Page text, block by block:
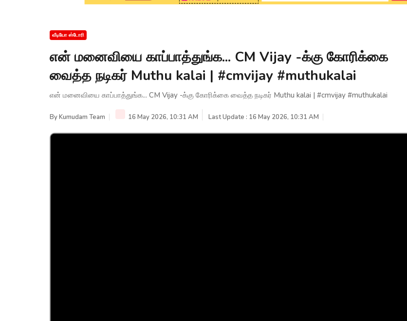
வீடியோ ஸ்டோரி
என் மனைவியை காப்பாத்துங்க... CM Vijay -க்கு கோரிக்கை
வைத்த நடிகர் Muthu kalai | #cmvijay #muthukalai
என் மனைவியை காப்பாத்துங்க... CM Vijay -க்கு கோரிக்கை வைத்த நடிகர் Muthu kalai | #cmvijay #muthukalai
ByKumudam Team 16 May 2026, 10:31 AM Last Update : 16 May 2026, 10:31 AM